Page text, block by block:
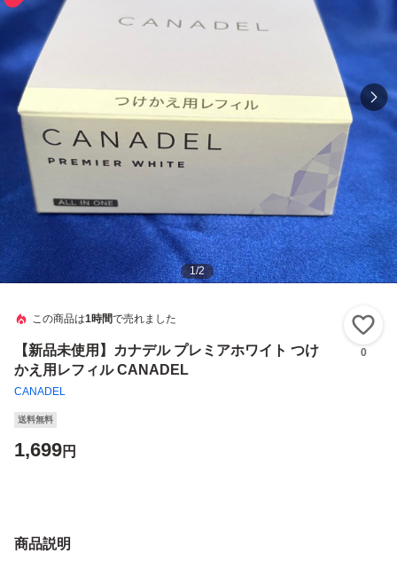
1/2
この商品は1時間で売れました
【新品未使用】カナデル プレミアホワイト つけ
かえ用レフィル CANADEL
CANADEL
0
送料無料
1,699円
商品説明